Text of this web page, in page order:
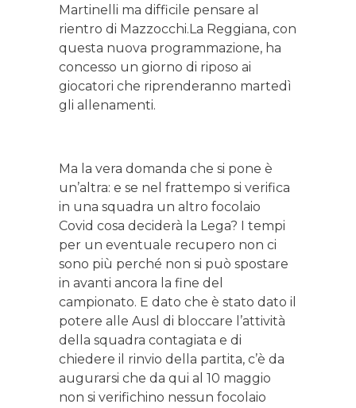
Martinelli ma difficile pensare al
rientro di Mazzocchi.La Reggiana, con
questa nuova programmazione, ha
concesso un giorno di riposo ai
giocatori che riprenderanno martedì
gli allenamenti.
Ma la vera domanda che si pone è
un’altra: e se nel frattempo si verifica
in una squadra un altro focolaio
Covid cosa deciderà la Lega? I tempi
per un eventuale recupero non ci
sono più perché non si può spostare
in avanti ancora la fine del
campionato. E dato che è stato dato il
potere alle Ausl di bloccare l’attività
della squadra contagiata e di
chiedere il rinvio della partita, c’è da
augurarsi che da qui al 10 maggio
non si verifichino nessun focolaio